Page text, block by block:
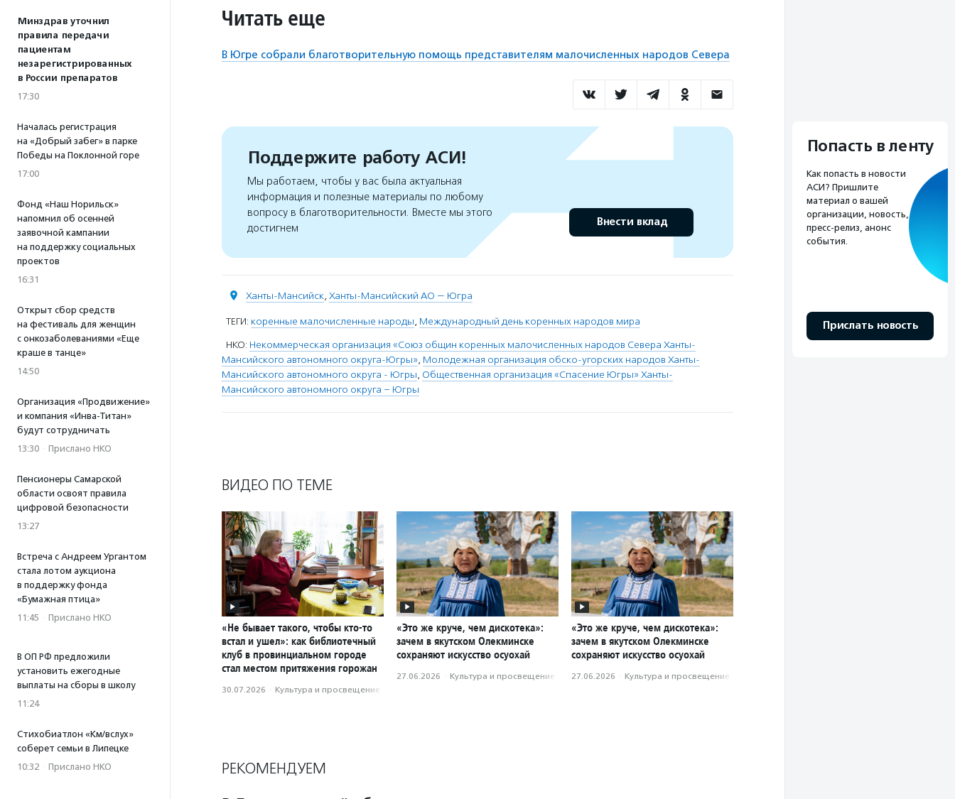
Минздрав уточнил
правила передачи
пациентам
незарегистрированных
в России препаратов
17:30
Началась регистрация
на «Добрый забег» в парке
Победы на Поклонной горе
17:00
Фонд «Наш Норильск»
напомнил об осенней
заявочной кампании
на поддержку социальных
проектов
16:31
Открыт сбор средств
на фестиваль для женщин
с онкозаболеваниями «Еще
краше в танце»
14:50
Организация «Продвижение»
и компания «Инва-Титан»
будут сотрудничать
13:30 · Прислано НКО
Пенсионеры Самарской
области освоят правила
цифровой безопасности
13:27
Встреча с Андреем Ургантом
стала лотом аукциона
в поддержку фонда
«Бумажная птица»
11:45 · Прислано НКО
В ОП РФ предложили
установить ежегодные
выплаты на сборы в школу
11:24
Стихобиатлон «Км/вслух»
соберет семьи в Липецке
10:32 · Прислано НКО
Читать еще
В Югре собрали благотворительную помощь представителям малочисленных народов Севера
Поддержите работу АСИ!
Мы работаем, чтобы у вас была актуальная
информация и полезные материалы по любому
вопросу в благотворительности. Вместе мы этого
достигнем
Внести вклад
Ханты-Мансийск, Ханты-Мансийский АО — Югра
ТЕГИ: коренные малочисленные народы, Международный день коренных народов мира
НКО: Некоммерческая организация «Союз общин коренных малочисленных народов Севера Ханты-
Мансийского автономного округа-Югры», Молодежная организация обско-угорских народов Ханты-
Мансийского автономного округа - Югры, Общественная организация «Спасение Югры» Ханты-
Мансийского автономного округа – Югры
ВИДЕО ПО ТЕМЕ
«Не бывает такого, чтобы кто-то
встал и ушел»: как библиотечный
клуб в провинциальном городе
стал местом притяжения горожан
30.07.2026 · Культура и просвещение
«Это же круче, чем дискотека»:
зачем в якутском Олекминске
сохраняют искусство осуохай
27.06.2026 · Культура и просвещение
«Это же круче, чем дискотека»:
зачем в якутском Олекминске
сохраняют искусство осуохай
27.06.2026 · Культура и просвещение
РЕКОМЕНДУЕМ
Попасть в ленту
Как попасть в новости
АСИ? Пришлите
материал о вашей
организации, новость,
пресс-релиз, анонс
события.
Прислать новость